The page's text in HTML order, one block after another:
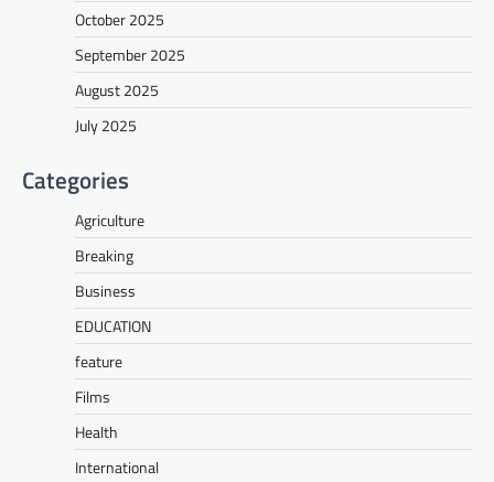
October 2025
September 2025
August 2025
July 2025
Categories
Agriculture
Breaking
Business
EDUCATION
feature
Films
Health
International